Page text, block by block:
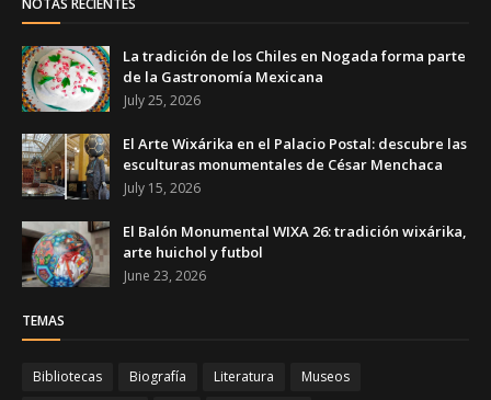
NOTAS RECIENTES
La tradición de los Chiles en Nogada forma parte
de la Gastronomía Mexicana
July 25, 2026
El Arte Wixárika en el Palacio Postal: descubre las
esculturas monumentales de César Menchaca
July 15, 2026
El Balón Monumental WIXA 26: tradición wixárika,
arte huichol y futbol
June 23, 2026
TEMAS
Bibliotecas Biografía Literatura
Museos